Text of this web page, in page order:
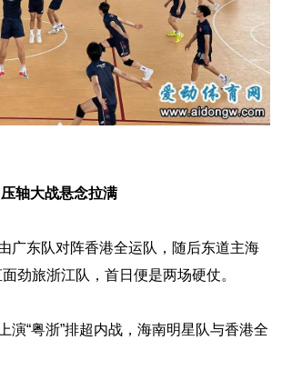
轴大战悬念拉满
广东队对阵香港全运队，随后东道主海
劲旅浙江队，首日便是两场硬仗。
演“粤浙”排超内战，海南明星队与香港全